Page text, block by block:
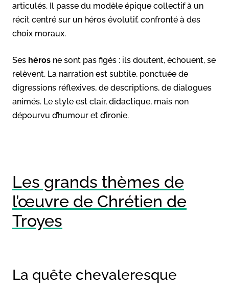
articulés. Il passe du modèle épique collectif à un
récit centré sur un héros évolutif, confronté à des
choix moraux.
Ses héros ne sont pas figés : ils doutent, échouent, se
relèvent. La narration est subtile, ponctuée de
digressions réflexives, de descriptions, de dialogues
animés. Le style est clair, didactique, mais non
dépourvu d’humour et d’ironie.
Les grands thèmes de
l’œuvre de Chrétien de
Troyes
La quête chevaleresque